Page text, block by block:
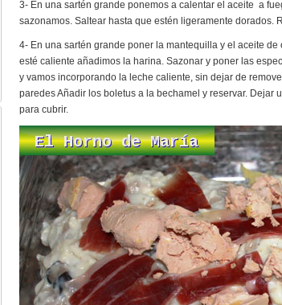
3- En una sartén grande ponemos a calentar el aceite a
sazonamos. Saltear hasta que estén ligeramente dorados.
4- En una sartén grande poner la mantequilla y el aceite
esté caliente añadimos la harina. Sazonar y poner las
y vamos incorporando la leche caliente, sin dejar de
paredes Añadir los boletus a la bechamel y reservar. Dejar
para cubrir.